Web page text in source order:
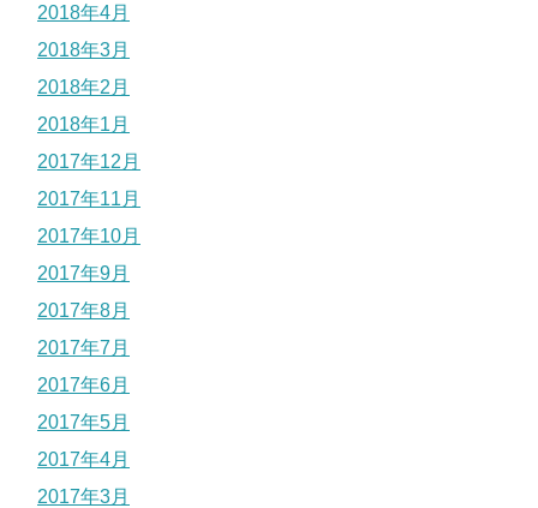
2018年4月
2018年3月
2018年2月
2018年1月
2017年12月
2017年11月
2017年10月
2017年9月
2017年8月
2017年7月
2017年6月
2017年5月
2017年4月
2017年3月